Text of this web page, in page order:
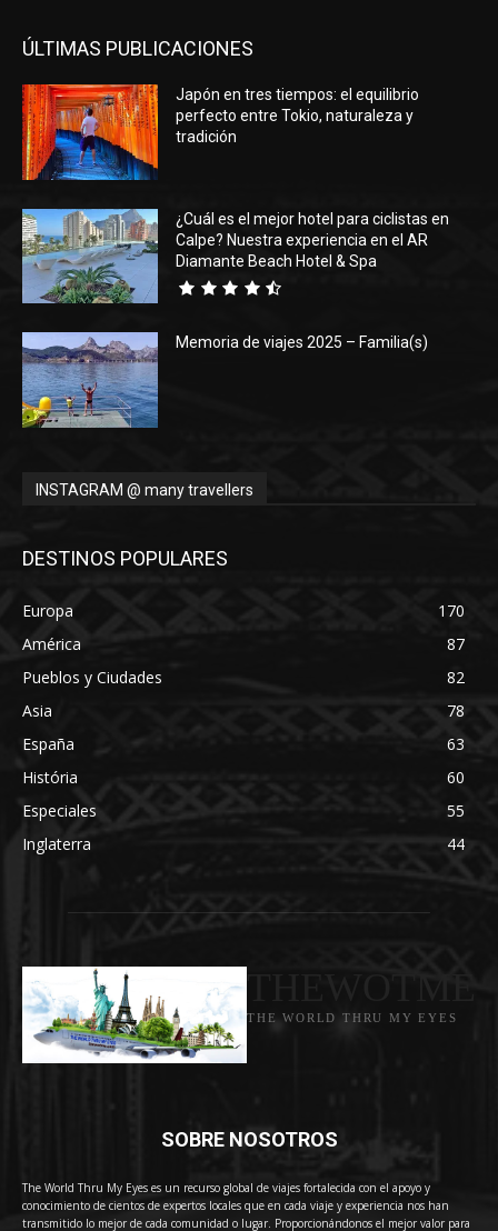
ÚLTIMAS PUBLICACIONES
Japón en tres tiempos: el equilibrio
perfecto entre Tokio, naturaleza y
tradición
¿Cuál es el mejor hotel para ciclistas en
Calpe? Nuestra experiencia en el AR
Diamante Beach Hotel & Spa
Memoria de viajes 2025 – Familia(s)
INSTAGRAM @ many travellers
DESTINOS POPULARES
Europa
170
América
87
Pueblos y Ciudades
82
Asia
78
España
63
História
60
Especiales
55
Inglaterra
44
THE WORLD THRU MY EYES
SOBRE NOSOTROS
The World Thru My Eyes es un recurso global de viajes fortalecida con el apoyo y
conocimiento de cientos de expertos locales que en cada viaje y experiencia nos han
transmitido lo mejor de cada comunidad o lugar. Proporcionándonos el mejor valor para